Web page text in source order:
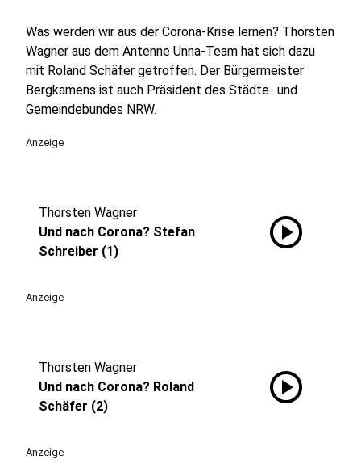
Was werden wir aus der Corona-Krise lernen? Thorsten
Wagner aus dem Antenne Unna-Team hat sich dazu
mit Roland Schäfer getroffen. Der Bürgermeister
Bergkamens ist auch Präsident des Städte- und
Gemeindebundes NRW.
Anzeige
Thorsten Wagner
Und nach Corona? Stefan
Schreiber (1)
play_circle
Anzeige
Thorsten Wagner
Und nach Corona? Roland
Schäfer (2)
play_circle
Anzeige